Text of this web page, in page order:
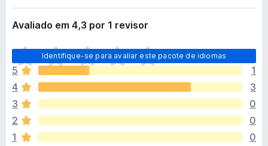
d
o
F
i
r
e
f
o
x
s
o
Avaliado em 4,3 por 1 revisor
Identifique-se para avaliar este pacote de idiomas
A
i
n
d
a
n
ã
o
5
1
4
3
3
0
2
0
1
0